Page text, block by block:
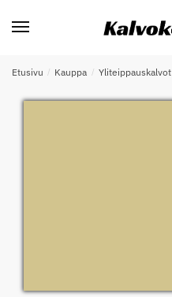
Etusivu / Kauppa / Yliteippauskalvot